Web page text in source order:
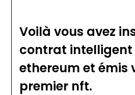
Voilà vous avez
contrat intelligent
ethereum et émis
premier nft.